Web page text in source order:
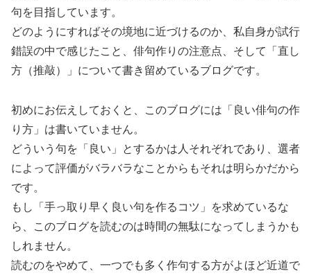
句を目指しています。
どのようにすればその境地に近づけるのか、私自身が試行
錯誤の中で感じたこと、俳句作りの注意点、そして「直し
方（推敲）」について書き留めているブログです。
初めにお伝えしておくと、このブログには「良い俳句の作
り方」は書いていません。
どういう句を「良い」とするかは人それぞれであり、選者
によって評価がバラバラなことからもそれは明らかだから
です。
もし「手っ取り早く良い句を作るコツ」を求めているな
ら、このブログを読むのは時間の無駄になってしまうかも
しれません。
読むのをやめて、一つでも多く作句する方がよほど近道で